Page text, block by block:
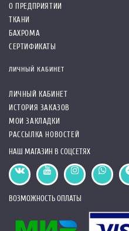
О ПРЕДПРИЯТИИ
ТКАНИ
БАХРОМА
СЕРТИФИКАТЫ
ЛИЧНЫЙ КАБИНЕТ
ЛИЧНЫЙ КАБИНЕТ
ИСТОРИЯ ЗАКАЗОВ
МОИ ЗАКЛАДКИ
РАССЫЛКА НОВОСТЕЙ
НАШ МАГАЗИН В СОЦСЕТЯХ
ВОЗМОЖНОСТЬ ОПЛАТЫ